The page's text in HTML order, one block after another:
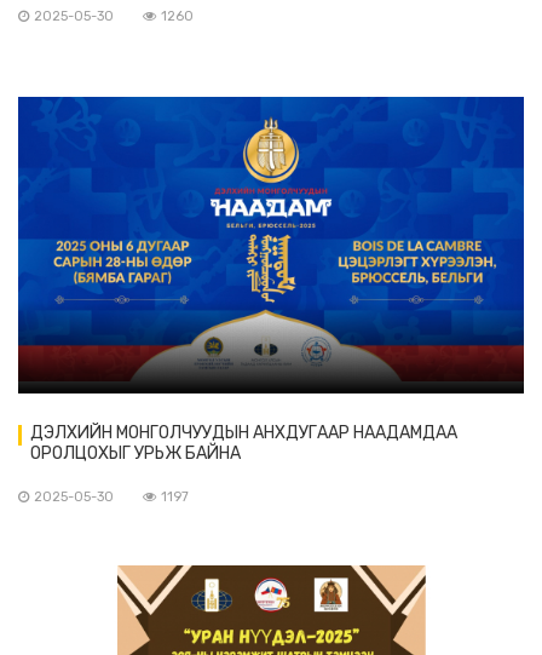
2025-05-30 1260
ДЭЛХИЙН МОНГОЛЧУУДЫН АНХДУГААР НААДАМДАА
ОРОЛЦОХЫГ УРЬЖ БАЙНА
2025-05-30 1197